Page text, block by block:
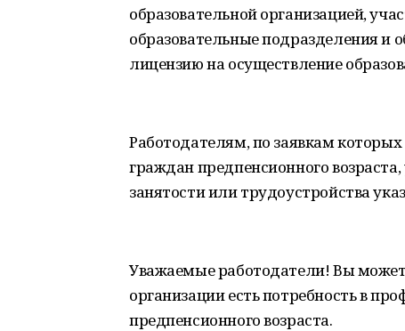
образовательной организацией,
образовательные подразделения и
лицензию на осуществление
Работодателям, по заявкам
граждан предпенсионного
занятости или трудоустройства
Уважаемые работодатели! Вы
организации есть потребность в
предпенсионного возраста.